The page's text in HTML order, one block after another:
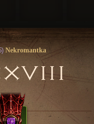
Nekromantka